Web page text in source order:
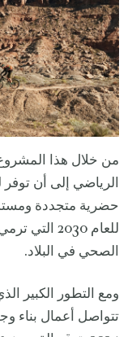
من خلال هذا
الرياضي إلى أن توفر
حضرية متجددة
للعام 2030
الصحي في البلاد.
ومع التطور الكبير
تتواصل أعمال بناء